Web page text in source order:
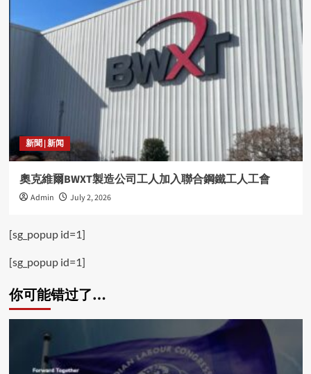
新聞 | 新闻
奧克維爾BWXT製造公司工人加入聯合鋼鐵工人工會
Admin July 2, 2026
[sg_popup id=1]
[sg_popup id=1]
你可能错过了…